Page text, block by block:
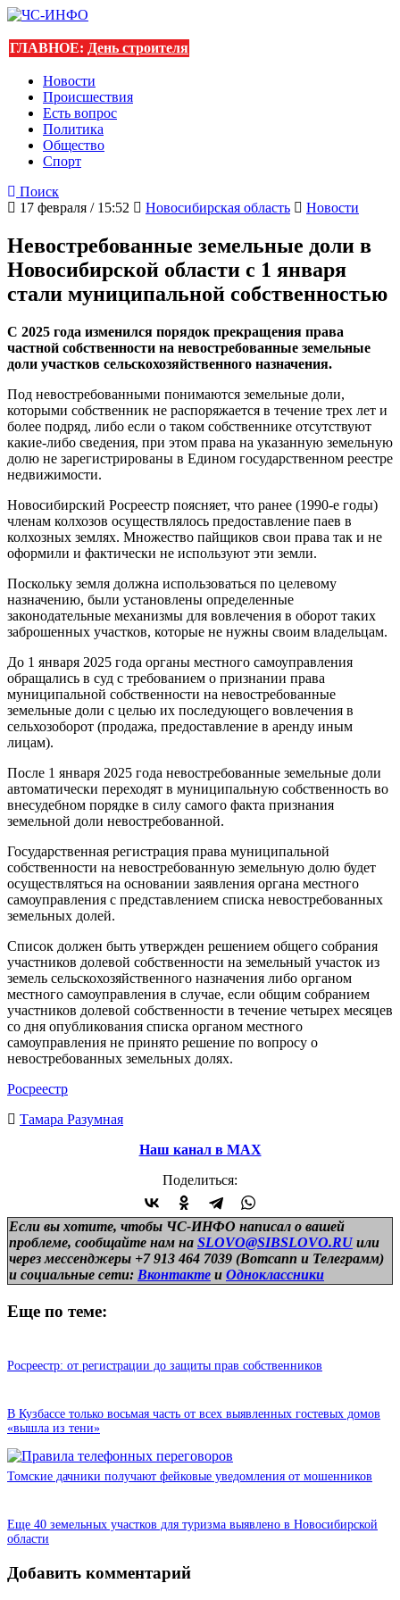
ГЛАВНОЕ: День строителя
Новости
Происшествия
Есть вопрос
Политика
Общество
Спорт
Поиск
17 февраля / 15:52
Новосибирская область Новости
Невостребованные земельные доли в
Новосибирской области с 1 января
стали муниципальной собственностью
С 2025 года изменился порядок прекращения права
частной собственности на невостребованные земельные
доли участков сельскохозяйственного назначения.
Под невостребованными понимаются земельные доли,
которыми собственник не распоряжается в течение трех лет и
более подряд, либо если о таком собственнике отсутствуют
какие-либо сведения, при этом права на указанную земельную
долю не зарегистрированы в Едином государственном реестре
недвижимости.
Новосибирский Росреестр поясняет, что ранее (1990-е годы)
членам колхозов осуществлялось предоставление паев в
колхозных землях. Множество пайщиков свои права так и не
оформили и фактически не используют эти земли.
Поскольку земля должна использоваться по целевому
назначению, были установлены определенные
законодательные механизмы для вовлечения в оборот таких
заброшенных участков, которые не нужны своим владельцам.
До 1 января 2025 года органы местного самоуправления
обращались в суд с требованием о признании права
муниципальной собственности на невостребованные
земельные доли с целью их последующего вовлечения в
сельхозоборот (продажа, предоставление в аренду иным
лицам).
После 1 января 2025 года невостребованные земельные доли
автоматически переходят в муниципальную собственность во
внесудебном порядке в силу самого факта признания
земельной доли невостребованной.
Государственная регистрация права муниципальной
собственности на невостребованную земельную долю будет
осуществляться на основании заявления органа местного
самоуправления с представлением списка невостребованных
земельных долей.
Список должен быть утвержден решением общего собрания
участников долевой собственности на земельный участок из
земель сельскохозяйственного назначения либо органом
местного самоуправления в случае, если общим собранием
участников долевой собственности в течение четырех месяцев
со дня опубликования списка органом местного
самоуправления не принято решение по вопросу о
невостребованных земельных долях.
Росреестр
Тамара Разумная
Наш канал в МАХ
Поделиться:
Если вы хотите, чтобы ЧС-ИНФО написал о вашей
проблеме, сообщайте нам на SLOVO@SIBSLOVO.RU или
через мессенджеры +7 913 464 7039 (Вотсапп и Телеграмм)
и социальные сети: Вконтакте и Одноклассники
Еще по теме:
Росреестр: от регистрации до защиты прав собственников
В Кузбассе только восьмая часть от всех выявленных гостевых домов
«вышла из тени»
Томские дачники получают фейковые уведомления от мошенников
Еще 40 земельных участков для туризма выявлено в Новосибирской
области
Добавить комментарий